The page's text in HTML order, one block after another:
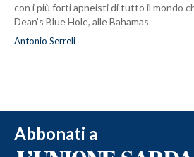
con i più forti apneisti di tutto il mondo
Dean’s Blue Hole, alle Bahamas
Antonio Serreli
Abbonati a